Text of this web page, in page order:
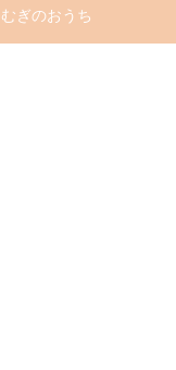
ぎのおうち